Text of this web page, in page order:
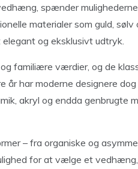
spænder
materialer som guld,
og eksklusivt udtryk.
familiære værdier, og de
år har moderne designere
akryl og endda genbrugte
– fra organiske og
for at vælge et